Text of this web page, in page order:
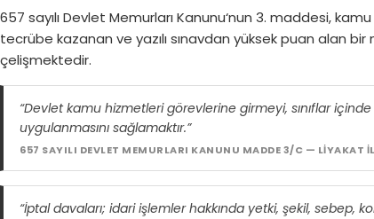
657 sayılı Devlet Memurları Kanunu‘nun 3. maddesi,
tecrübe kazanan ve yazılı sınavdan yüksek puan alan
çelişmektedir.
“Devlet kamu hizmetleri görevlerine girmeyi, sınıflar
uygulanmasını sağlamaktır.”
657 SAYILI DEVLET MEMURLARI KANUNU MADDE 3/C — LİYAKAT
“İptal davaları; idari işlemler hakkında yetki, şekil, sebep,